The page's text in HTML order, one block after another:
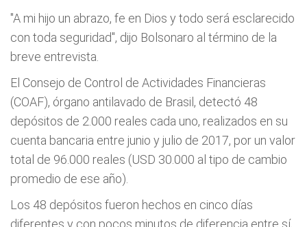
"A mi hijo un abrazo, fe en Dios y todo será esclarecido
con toda seguridad", dijo Bolsonaro al término de la
breve entrevista.
El Consejo de Control de Actividades Financieras
(COAF), órgano antilavado de Brasil, detectó 48
depósitos de 2.000 reales cada uno, realizados en su
cuenta bancaria entre junio y julio de 2017, por un valor
total de 96.000 reales (USD 30.000 al tipo de cambio
promedio de ese año).
Los 48 depósitos fueron hechos en cinco días
diferentes y con pocos minutos de diferencia entre sí,